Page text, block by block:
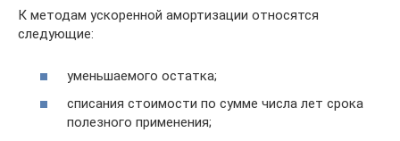
К методам ускоренной амортизации относятся
следующие:
уменьшаемого остатка;
списания стоимости по сумме числа лет срока
полезного применения;